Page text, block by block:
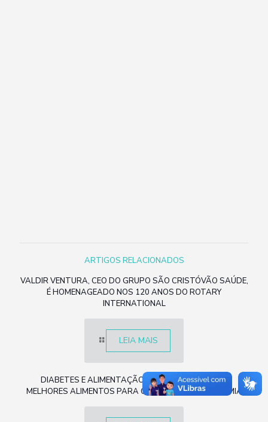
ARTIGOS RELACIONADOS
VALDIR VENTURA, CEO DO GRUPO SÃO CRISTÓVÃO SAÚDE,
É HOMENAGEADO NOS 120 ANOS DO ROTARY
INTERNATIONAL
LEIA MAIS
DIABETES E ALIMENTAÇÃO: COMO ESCOLHER OS
MELHORES ALIMENTOS PARA O CONTROLE DA GLICEMIA